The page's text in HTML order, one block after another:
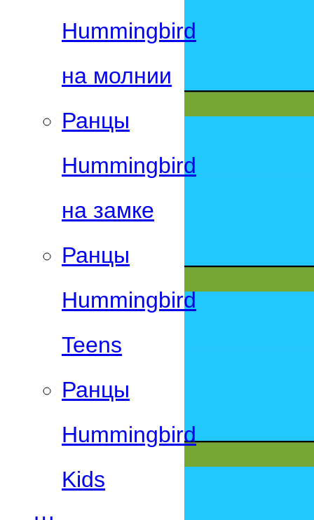
Hummingbird
на молнии
Ранцы
Hummingbird
на замке
Ранцы
Hummingbird
Teens
Ранцы
Hummingbird
Kids